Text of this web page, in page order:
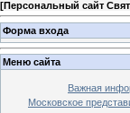
[Персональный сайт
Форма входа
Меню сайта
Важная
Московское